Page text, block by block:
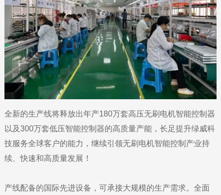
全新的生产线将释放出年产180万套高压无刷电机智能控制器
以及300万套低压智能控制器的高质量产能，长足提升绿威科
技服务全球客户的能力，继续引领无刷电机智能控制产业持
续、快速和高质量发展！
产线配备的国际先进设备，可承接大规模的生产需求。全面